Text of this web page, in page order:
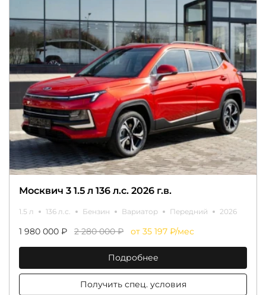
Москвич 3 1.5 л 136 л.с. 2026 г.в.
1.5 л 136 л.с. Бензин Вариатор Передний 2026
1 980 000 ₽ 2 280 000 ₽ от 35 197 ₽/мес
Подробнее
Получить спец. условия